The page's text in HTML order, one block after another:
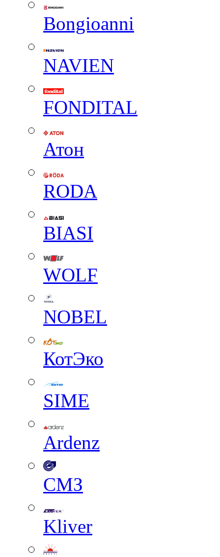
Вongioanni
NAVIEN
FONDITAL
Атон
RODA
BIASI
WOLF
NOBEL
КотЭко
SIME
Ardenz
СМЗ
Kliver